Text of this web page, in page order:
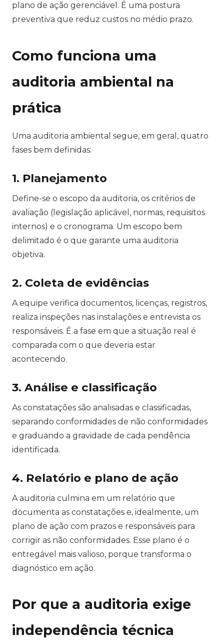
plano de ação gerenciável. É uma postura
preventiva que reduz custos no médio prazo.
Como funciona uma
auditoria ambiental na
prática
Uma auditoria ambiental segue, em geral, quatro
fases bem definidas:
1. Planejamento
Define-se o escopo da auditoria, os critérios de
avaliação (legislação aplicável, normas, requisitos
internos) e o cronograma. Um escopo bem
delimitado é o que garante uma auditoria
objetiva.
2. Coleta de evidências
A equipe verifica documentos, licenças, registros,
realiza inspeções nas instalações e entrevista os
responsáveis. É a fase em que a situação real é
comparada com o que deveria estar
acontecendo.
3. Análise e classificação
As constatações são analisadas e classificadas,
separando conformidades de não conformidades
e graduando a gravidade de cada pendência
identificada.
4. Relatório e plano de ação
A auditoria culmina em um relatório que
documenta as constatações e, idealmente, um
plano de ação com prazos e responsáveis para
corrigir as não conformidades. Esse plano é o
entregável mais valioso, porque transforma o
diagnóstico em ação.
Por que a auditoria exige
independência técnica